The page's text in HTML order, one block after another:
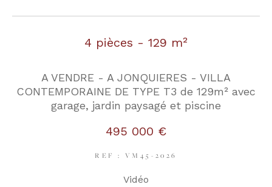
4 pièces - 129 m²
A VENDRE - A JONQUIERES - VILLA
CONTEMPORAINE DE TYPE T3 de 129m² avec
garage, jardin paysagé et piscine
495 000 €
REF : VM45-2026
Vidéo
RECHERCHER